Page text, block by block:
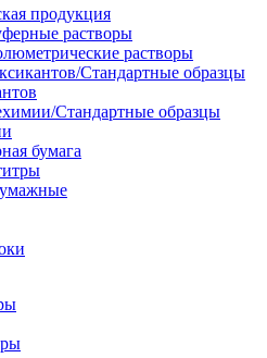
продукция
растворы
растворы
Стандартные образцы
Стандартные образцы
бумага